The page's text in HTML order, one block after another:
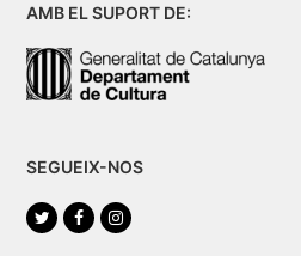
AMB EL SUPORT DE:
SEGUEIX-NOS
TwitterFacebookInstagram